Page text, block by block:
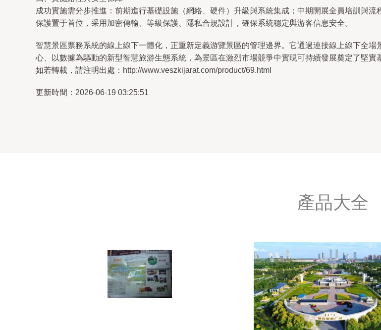
成功實施需分步推進：前期進行基礎設施（網絡、硬件）升級與系統集成；中期開展全員培訓與
保護置于首位，采用加密傳輸、等級保護、隱私合規設計，確保系統穩定與游客信息安全。
智慧景區票務系統的線上線下一體化，正重新定義游覽景區的管理邊界。它通過連接線上線下全
心、以數據為驅動的新型智慧旅游生態系統，為景區在激烈市場競爭中實現可持續發展奠定了堅實
如若轉載，請注明出處：http://www.veszkijarat.com/product/69.html
更新時間：2026-06-19 03:25:51
產品大全